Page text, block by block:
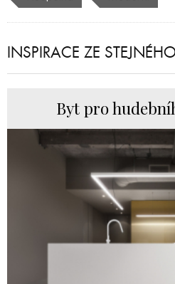
INSPIRACE ZE
Byt pro